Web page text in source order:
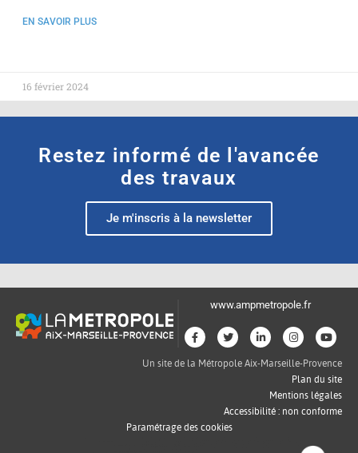
EN SAVOIR PLUS
16 février 2024
Restez informé de l'avancée
des travaux
Je m'inscris à la newsletter
www.ampmetropole.fr
Un site de la Métropole Aix-Marseille-Provence
Plan du site
Mentions légales
Accessibilité : non conforme
Paramétrage des cookies